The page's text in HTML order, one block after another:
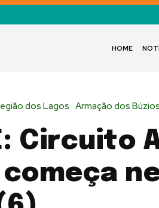
HOME
dos Lagos Armação dos
Circuito
começa